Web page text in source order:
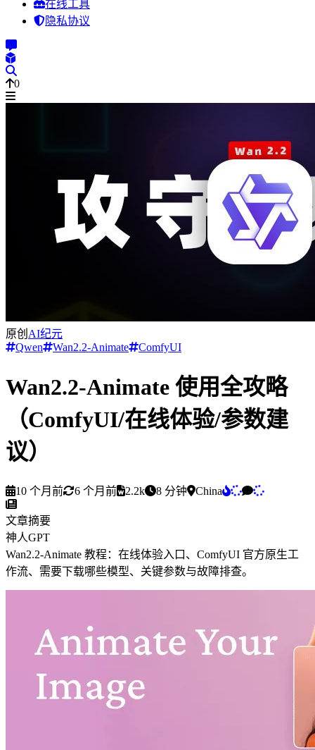
在线工具
隐私协议
0
原创 AI纪元
Qwen
Wan2.2-Animate ComfyUI
Wan2.2‑Animate 使用全攻略
（ComfyUI/在线体验/参数建
议）
10 个月前 6 个月前 2.2k 8 分钟 China
文章摘要
神人GPT
Wan2.2‑Animate 教程 ： 在线体验入 口 、 ComfyUI 官方原生工
作流、 需要下载哪些模型、 关键参数与故障排查。